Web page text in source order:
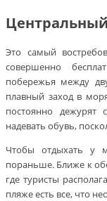
Это самый
совершенно
побережья между
плавный заход в
постоянно
надевать обувь,
Чтобы отдыхать у
пораньше. Ближе к
где туристы
пляже есть все, что